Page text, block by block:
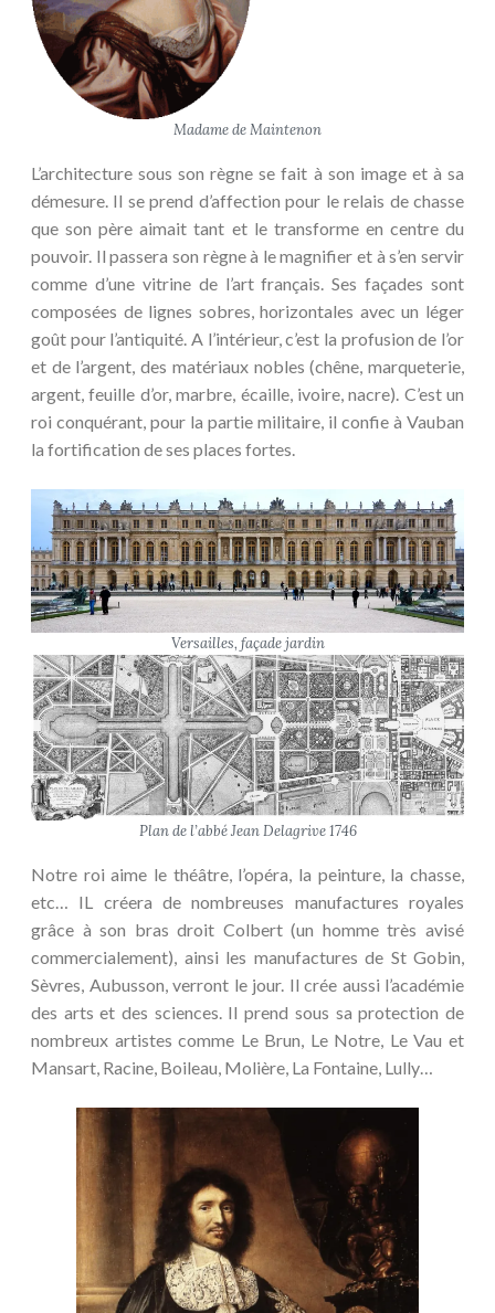
Madame de Maintenon
L’architecture sous son règne se fait à son image et à sa
démesure. Il se prend d’affection pour le relais de chasse
que son père aimait tant et le transforme en centre du
pouvoir. Il passera son règne à le magnifier et à s’en servir
comme d’une vitrine de l’art français. Ses façades sont
composées de lignes sobres, horizontales avec un léger
goût pour l’antiquité. A l’intérieur, c’est la profusion de l’or
et de l’argent, des matériaux nobles (chêne, marqueterie,
argent, feuille d’or, marbre, écaille, ivoire, nacre). C’est un
roi conquérant, pour la partie militaire, il confie à Vauban
la fortification de ses places fortes.
Versailles, façade jardin
Plan de l’abbé Jean Delagrive 1746
Notre roi aime le théâtre, l’opéra, la peinture, la chasse,
etc… IL créera de nombreuses manufactures royales
grâce à son bras droit Colbert (un homme très avisé
commercialement), ainsi les manufactures de St Gobin,
Sèvres, Aubusson, verront le jour. Il crée aussi l’académie
des arts et des sciences. Il prend sous sa protection de
nombreux artistes comme Le Brun, Le Notre, Le Vau et
Mansart, Racine, Boileau, Molière, La Fontaine, Lully…